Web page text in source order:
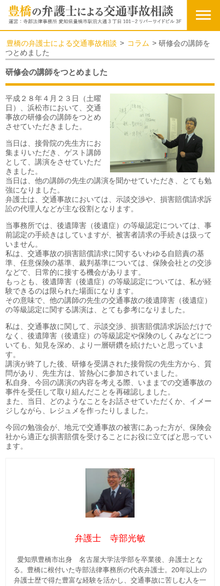
豊橋の弁護士による交通事故相談 > コラム >研修会の講師を
つとめました
研修会の講師をつとめました
平成２８年４月２３日（土曜
日）、浜松市において、交通
事故の研修会の講師をつとめ
させていただきました。
当日は、接骨院の先生方にお
集まりいただき、ゲスト講師
として、講演をさせていただ
きました。
当日は、他の講師の先生の講演を聞かせていただき、とても勉
強になりました。
弁護士は、交通事故においては、示談交渉や、損害賠償請求訴
訟の代理人などが主な役割となります。
当事務所では、後遺障害（後遺症）の等級認定については、事
前認定の手続きはしていますが、被害者請求の手続きは扱って
いません。
私は、交通事故の損害賠償請求に関するいわゆる自賠責の基
準、任意保険の基準、裁判基準については、保険会社との交渉
などで、日常的に接する機会があります。
もっとも、後遺障害（後遺症）の等級認定については、私が経
験できるのは限られた場面になります。
その意味で、他の講師の先生の交通事故の後遺障害（後遺症）
の等級認定に関する講演は、とても参考になりました。
私は、交通事故に関して、示談交渉、損害賠償請求訴訟だけで
なく、後遺障害（後遺症）の等級認定や保険のしくみなどにつ
いても、知見を深め、より一層研鑽を続けたいと思っていま
す。
講演が終了した後、研修を受講された接骨院の先生方から、質
問があり、先生方は、皆熱心に参加されていました。
私自身、今回の講演の内容を考える際、いままでの交通事故の
事件を受任して取り組んだことを再確認しました。
また、当日、どのようなことをお話させていただくか、イメー
ジしながら、レジュメを作ったりしました。
今回の勉強会が、地元で交通事故の被害にあった方が、保険会
社から適正な損害賠償を受けることにお役に立てばと思ってい
ます。
弁護士 寺部光敏
愛知県豊橋市出身 名古屋大学法学部を卒業後、弁護士とな
る。豊橋に根付いた寺部法律事務所の代表弁護士。20年以上の
弁護士歴で得た豊富な経験を活かし、交通事故に苦しむ人を一